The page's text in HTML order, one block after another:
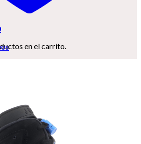
en el carrito.
en el carrito.